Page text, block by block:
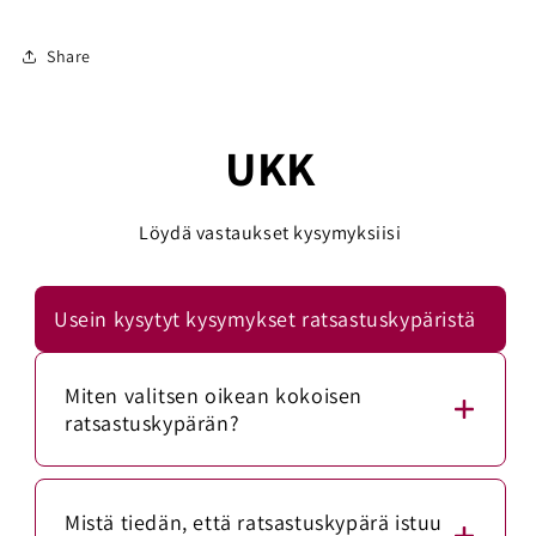
Share
UKK
Löydä vastaukset kysymyksiisi
Usein kysytyt kysymykset ratsastuskypäristä
Miten valitsen oikean kokoisen
ratsastuskypärän?
Mittaa päänympärys mittanauhalla noin 1–2
senttimetriä kulmakarvojen yläpuolelta. Vertaa
Mistä tiedän, että ratsastuskypärä istuu